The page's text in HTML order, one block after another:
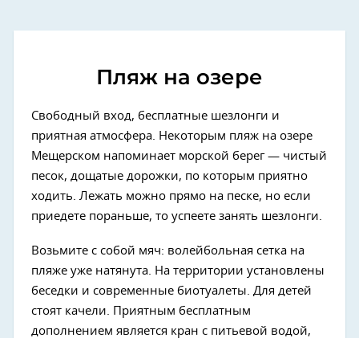
Пляж на озере
Свободный вход, бесплатные шезлонги и
приятная атмосфера. Некоторым пляж на озере
Мещерском напоминает морской берег — чистый
песок, дощатые дорожки, по которым приятно
ходить. Лежать можно прямо на песке, но если
приедете пораньше, то успеете занять шезлонги.
Возьмите с собой мяч: волейбольная сетка на
пляже уже натянута. На территории установлены
беседки и современные биотуалеты. Для детей
стоят качели. Приятным бесплатным
дополнением является кран с питьевой водой,